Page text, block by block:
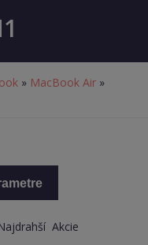
» MacBook Air »
Akcie